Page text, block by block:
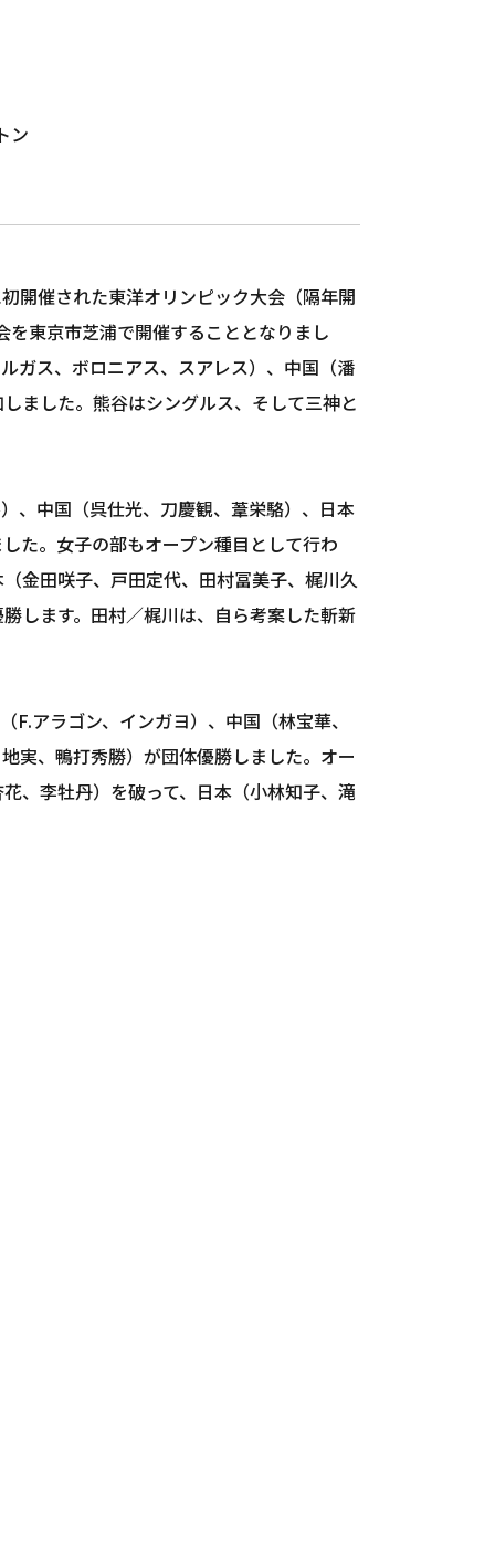
ン
開催された東洋オリンピック大会（隔年開
東京市芝浦で開催することとなりまし
ガス、ボロニアス、スアレス）、中国（潘
ました。熊谷はシングルス、そして三神と
、中国（呉仕光、刀慶観、葦栄駱）、日本
た。女子の部もオープン種目として行わ
金田咲子、戸田定代、田村冨美子、梶川久
します。田村／梶川は、自ら考案した斬新
アラゴン、インガヨ）、中国（林宝華、
実、鴨打秀勝）が団体優勝しました。オー
、李牡丹）を破って、日本（小林知子、滝